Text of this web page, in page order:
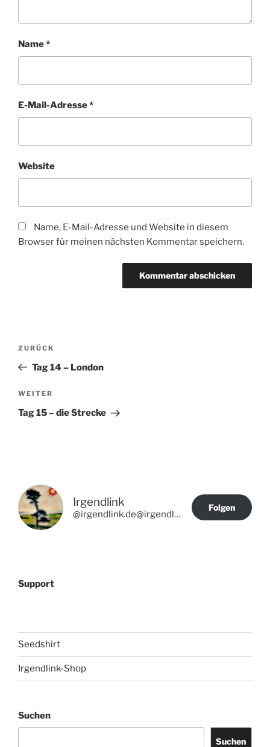
Name*
E-Mail-Adresse*
Website
Name, E-Mail-Adresse und Website in diesem
Browser für meinen nächsten Kommentar speichern.
Beitragsnavigation
Vorheriger
Beitrag
ZURÜCK
Tag 14 – London
Nächster
Beitrag
WEITER
Tag 15 – die Strecke
Irgendlink
@irgendlink.de@irgendlink.de
Folgen
Support
Seedshirt
Irgendlink-Shop
Suchen
Suchen